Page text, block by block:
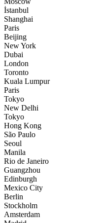
İstanbul
Shanghai
Paris
Beijing
New York
Dubai
London
Toronto
Kuala Lumpur
Paris
Tokyo
New Delhi
Tokyo
Hong Kong
São Paulo
Seoul
Manila
Rio de Janeiro
Guangzhou
Edinburgh
Mexico City
Berlin
Stockholm
Amsterdam